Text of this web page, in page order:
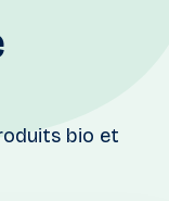
bio et